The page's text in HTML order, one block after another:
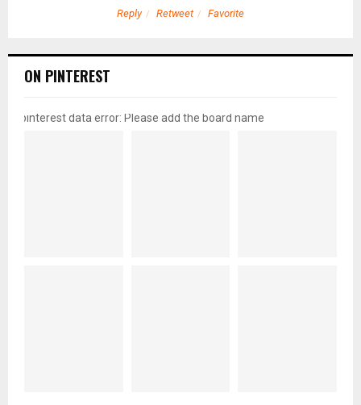
Reply Retweet Favorite
ON PINTEREST
pinterest data error: Please add the board name